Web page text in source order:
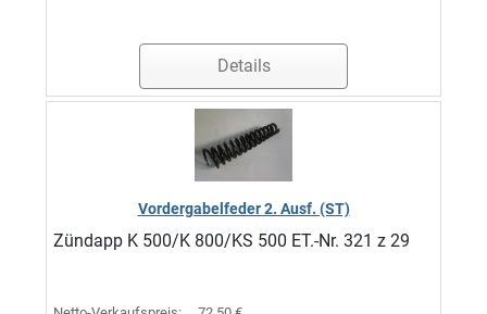
Details
Vordergabelfeder 2. Ausf. (ST)
Zündapp K 500/K 800/KS 500 ET.-Nr. 321 z 29